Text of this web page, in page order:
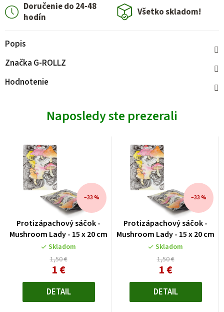
Doručenie do 24-48
hodín
Všetko skladom!
Popis
Značka G-ROLLZ
Hodnotenie
Naposledy ste prezerali
Protizápachový sáčok -
Mushroom Lady - 15 x 20 cm
Skladom
1,50 €
–33 %
1 €
DETAIL
Protizápachový sáčok -
Mushroom Lady - 15 x 20 cm
Skladom
1,50 €
–33 %
1 €
DETAIL